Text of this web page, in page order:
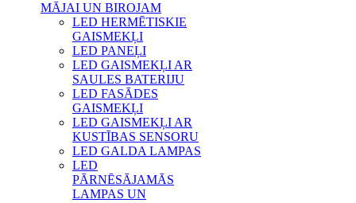
MĀJAI UN BIROJAM
LED HERMĒTISKIE
GAISMEKĻI
LED PANEĻI
LED GAISMEKĻI AR
SAULES BATERIJU
LED FASĀDES
GAISMEKĻI
LED GAISMEKĻI AR
KUSTĪBAS SENSORU
LED GALDA LAMPAS
LED
PĀRNĒSĀJAMĀS
LAMPAS UN